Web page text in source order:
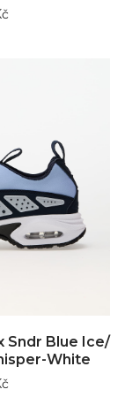
Sndr Blue Ice/
White